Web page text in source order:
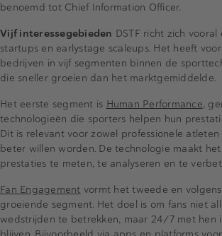
benoemd tot Chief Information Officer.
Vijf interessegebieden DSTF richt zich
startups en earlystage scaleups. Het heeft
bedrijven in vijf segmenten binnen de
die sneller groeien dan het marktgemiddelde.
Het eerste segment is Human Performance,
technologieën die sporters helpen hun
Dit is relevant voor zowel professionele
beter willen worden. De technologie maakt
prestaties te meten, te analyseren en te
Fan Engagement vormt het tweede en volgens
groeiende segment. Het doel is om fans niet
wedstrijden te betrekken, maar 24/7 met hen